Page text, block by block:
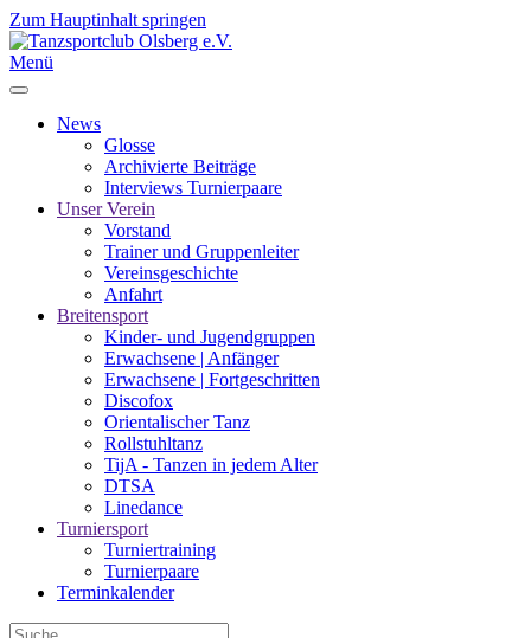
Zum Hauptinhalt springen
Menü
News
Glosse
Archivierte Beiträge
Interviews Turnierpaare
Unser Verein
Vorstand
Trainer und Gruppenleiter
Vereinsgeschichte
Anfahrt
Breitensport
Kinder- und Jugendgruppen
Erwachsene | Anfänger
Erwachsene | Fortgeschritten
Discofox
Orientalischer Tanz
Rollstuhltanz
TijA - Tanzen in jedem Alter
DTSA
Linedance
Turniersport
Turniertraining
Turnierpaare
Terminkalender